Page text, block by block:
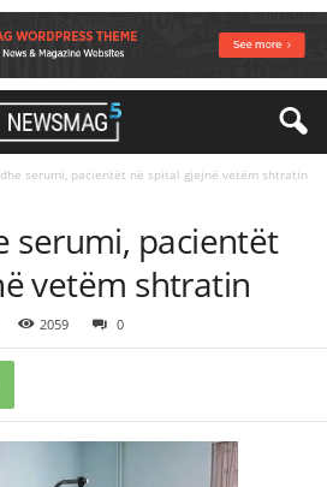
serumi, pacientët në spital gjejnë vetëm shtratin
serumi, pacientët
vetëm shtratin
2059 0